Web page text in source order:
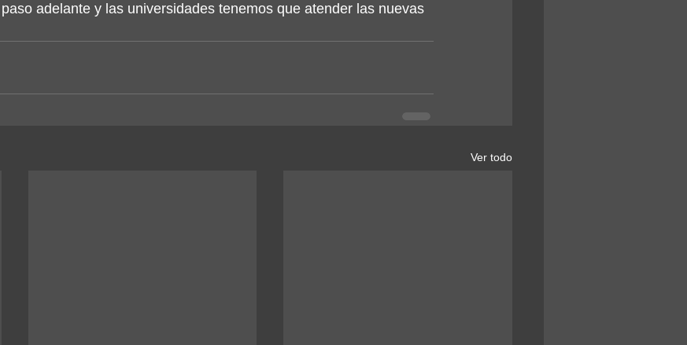
adelante y las universidades tenemos que atender las nuevas
Ver todo